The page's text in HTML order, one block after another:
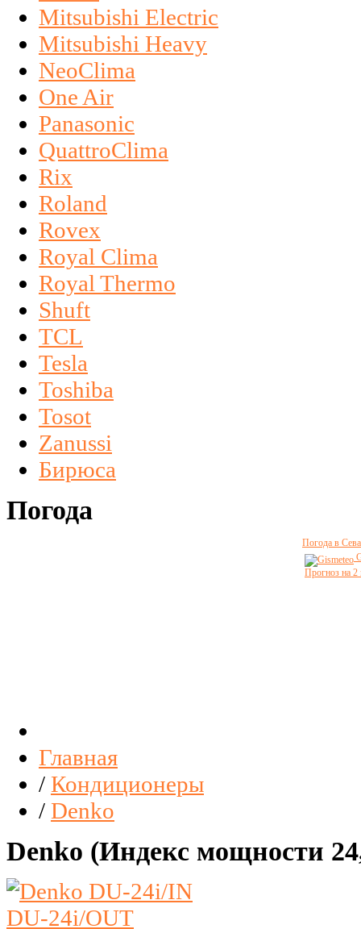
Mitsubishi Electric
Mitsubishi Heavy
NeoClima
One Air
Panasonic
QuattroClima
Rix
Roland
Rovex
Royal Clima
Royal Thermo
Shuft
TCL
Tesla
Toshiba
Tosot
Zanussi
Бирюса
Погода
Погода в
Прогноз на 2
Главная
/ Кондиционеры
/ Denko
Denko (Индекс мощности